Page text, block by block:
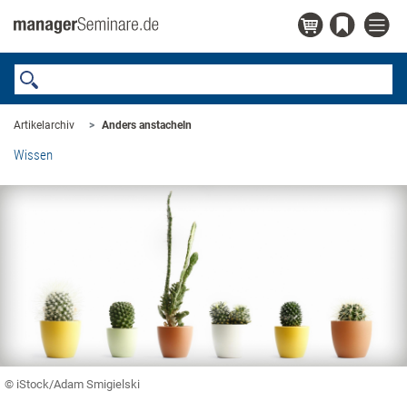
Artikelarchiv Anders anstacheln
Wissen
© iStock/Adam Smigielski